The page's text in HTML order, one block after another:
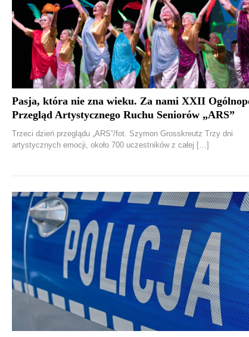
Pasja, która nie zna wieku. Za nami XXII
Przegląd Artystycznego Ruchu Seniorów „ARS”
Trzeci dzień przeglądu „ARS”/fot. Szymon Grosskreutz Trzy dni
artystycznych emocji, około 700 uczestników z całej […]